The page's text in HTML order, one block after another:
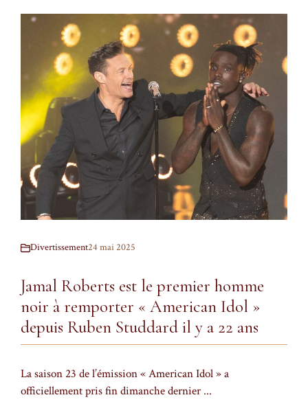
Divertissement24 mai 2025
Jamal Roberts est le premier homme
noir à remporter « American Idol »
depuis Ruben Studdard il y a 22 ans
La saison 23 de l’émission « American Idol » a
officiellement pris fin dimanche dernier ...